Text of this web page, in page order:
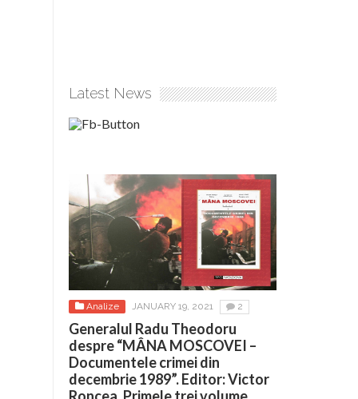
Latest News
Analize JANUARY 19, 2021 2
Generalul Radu Theodoru
despre “MÂNA MOSCOVEI –
Documentele crimei din
decembrie 1989”. Editor: Victor